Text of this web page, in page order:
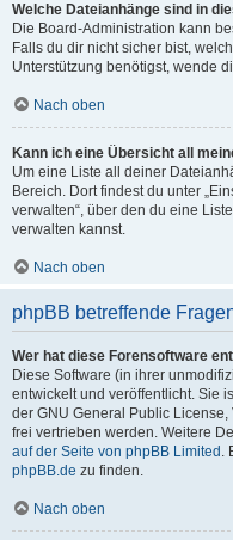
Welche Dateianhänge sind in
Die Board-Administration kann
Falls du dir nicht sicher bist,
Unterstützung benötigst, wende
Nach oben
Kann ich eine Übersicht all
Um eine Liste all deiner
Bereich. Dort findest du unter
verwalten“, über den du eine
verwalten kannst.
Nach oben
phpBB betreffende
Wer hat diese Forensoftware
Diese Software (in ihrer
entwickelt und veröffentlicht. Sie
der GNU General Public
frei vertrieben werden. Weitere
auf der Seite von phpBB Limited .
phpBB.de zu finden.
Nach oben